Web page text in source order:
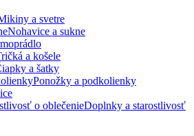
a svetre
Nohavice a sukne
a košele
a šatky
Ponožky a podkolienky
Doplnky a starostlivosť